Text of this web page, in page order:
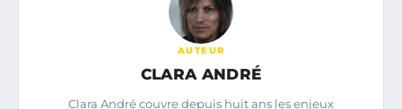
AUTEUR
CLARA ANDRÉ
Clara André couvre depuis huit ans les enjeux